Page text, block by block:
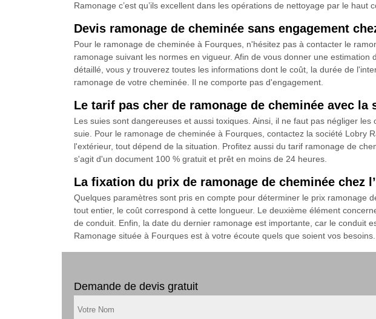
Ramonage c’est qu’ils excellent dans les opérations de nettoyage par le haut
Devis ramonage de cheminée sans engagement
Pour le ramonage de cheminée à Fourques, n'hésitez pas à contacter le
ramonage suivant les normes en vigueur. Afin de vous donner une
détaillé, vous y trouverez toutes les informations dont le coût, la durée de
ramonage de votre cheminée. Il ne comporte pas d'engagement.
Le tarif pas cher de ramonage de cheminée avec la
Les suies sont dangereuses et aussi toxiques. Ainsi, il ne faut pas négliger
suie. Pour le ramonage de cheminée à Fourques, contactez la société Lobry
l'extérieur, tout dépend de la situation. Profitez aussi du tarif ramonage de
s'agit d'un document 100 % gratuit et prêt en moins de 24 heures.
La fixation du prix de ramonage de cheminée chez
Quelques paramètres sont pris en compte pour déterminer le prix ramonage
tout entier, le coût correspond à cette longueur. Le deuxième élément
de conduit. Enfin, la date du dernier ramonage est importante, car le conduit
Ramonage située à Fourques est à votre écoute quels que soient vos besoins.
Demande de devis gratuit